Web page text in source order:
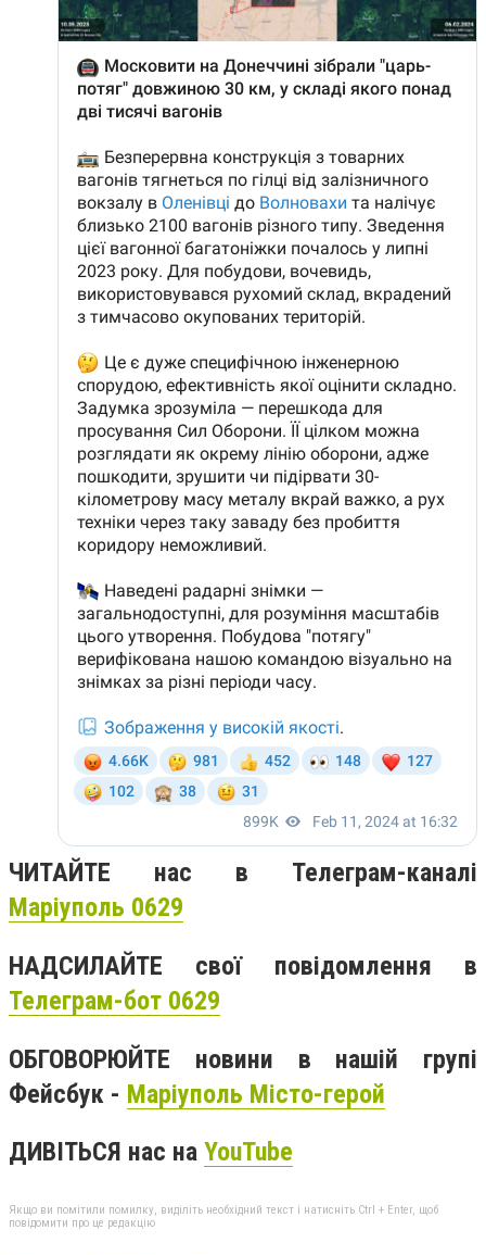
ЧИТАЙТЕ нас в Телеграм-каналі
Маріуполь 0629
НАДСИЛАЙТЕ свої повідомлення в
Телеграм-бот 0629
ОБГОВОРЮЙТЕ новини в нашій групі
Фейсбук - Маріуполь Місто-герой
ДИВІТЬСЯ нас на YouTube
Якщо ви помітили помилку, виділіть необхідний текст і натисніть Ctrl + Enter, щоб
повідомити про це редакцію